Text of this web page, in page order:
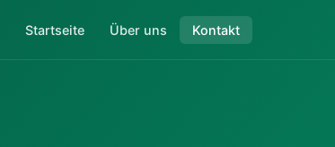
Startseite Über uns Kontakt